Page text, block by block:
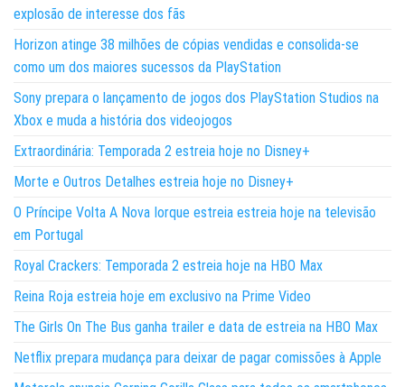
explosão de interesse dos fãs
Horizon atinge 38 milhões de cópias vendidas e consolida-se
como um dos maiores sucessos da PlayStation
Sony prepara o lançamento de jogos dos PlayStation Studios na
Xbox e muda a história dos videojogos
Extraordinária: Temporada 2 estreia hoje no Disney+
Morte e Outros Detalhes estreia hoje no Disney+
O Príncipe Volta A Nova Iorque estreia estreia hoje na televisão
em Portugal
Royal Crackers: Temporada 2 estreia hoje na HBO Max
Reina Roja estreia hoje em exclusivo na Prime Video
The Girls On The Bus ganha trailer e data de estreia na HBO Max
Netflix prepara mudança para deixar de pagar comissões à Apple